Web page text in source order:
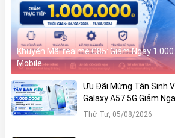
Khuyến Mãi realme C85: Giảm Ngay
Mobile
Ưu Đãi Mừng Tân Sinh
Galaxy A57 5G Giảm
Thứ Tư, 05/08/2026